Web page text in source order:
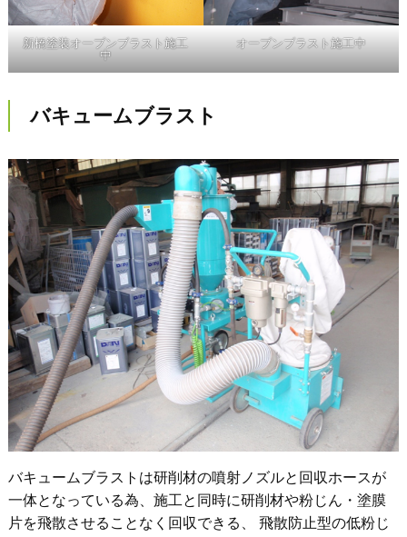
新橋塗装オープンブラスト施工
中
オープンブラスト施工中
バキュームブラスト
バキュームブラストは研削材の噴射ノズルと回収ホースが
一体となっている為、施工と同時に研削材や粉じん・塗膜
片を飛散させることなく回収できる、 飛散防止型の低粉じ